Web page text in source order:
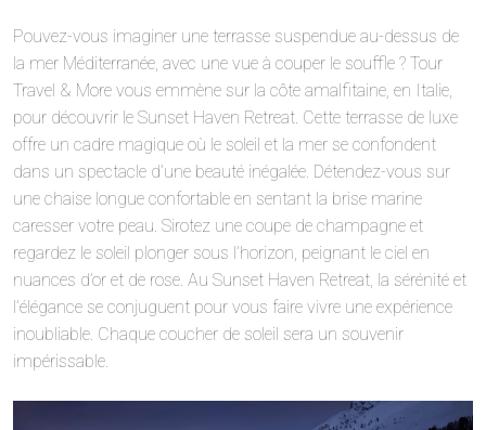
Pouvez-vous imaginer une terrasse suspendue au-dessus de
la mer Méditerranée, avec une vue à couper le souffle ? Tour
Travel & More vous emmène sur la côte amalfitaine, en Italie,
pour découvrir le Sunset Haven Retreat. Cette terrasse de luxe
offre un cadre magique où le soleil et la mer se confondent
dans un spectacle d’une beauté inégalée. Détendez-vous sur
une chaise longue confortable en sentant la brise marine
caresser votre peau. Sirotez une coupe de champagne et
regardez le soleil plonger sous l’horizon, peignant le ciel en
nuances d’or et de rose. Au Sunset Haven Retreat, la sérénité et
l’élégance se conjuguent pour vous faire vivre une expérience
inoubliable. Chaque coucher de soleil sera un souvenir
impérissable.